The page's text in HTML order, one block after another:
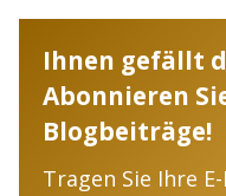
Ihnen gefällt
Abonnieren
Blogbeiträge!
Tragen Sie Ihre